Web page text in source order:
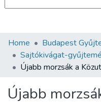
Communities &
All of DSpace
Statistics
Home Budapest
Sajtókivágat-
Újabb